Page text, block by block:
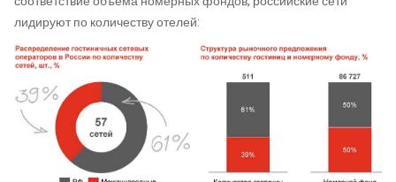
лидируют по количеству отелей: